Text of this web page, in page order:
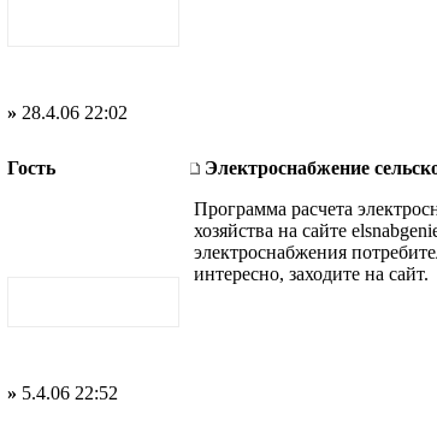
» 28.4.06 22:02
Гость
Электроснабжение
Программа расчета
хозяйства на сайте
электроснабжения
интересно, заходите на сайт.
» 5.4.06 22:52